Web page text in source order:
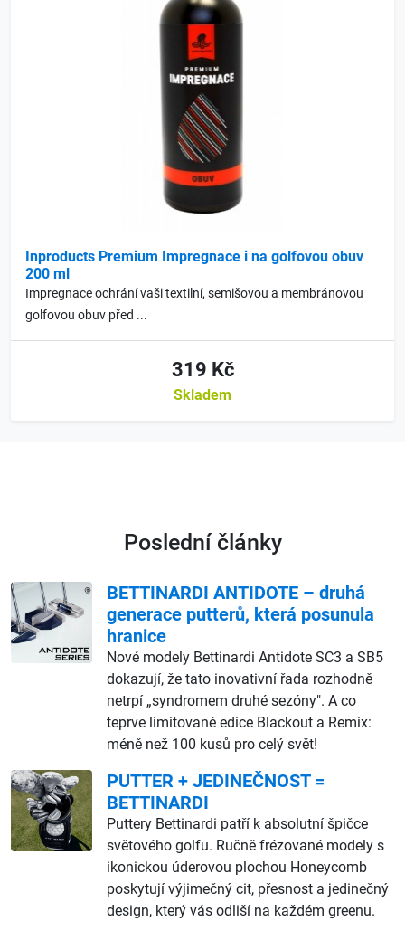
Inproducts Premium Impregnace i na golfovou obuv
200 ml
Impregnace ochrání vaši textilní, semišovou a membránovou
golfovou obuv před ...
319 Kč
Skladem
Poslední články
BETTINARDI ANTIDOTE – druhá
generace putterů, která posunula
hranice
Nové modely Bettinardi Antidote SC3 a SB5
dokazují, že tato inovativní řada rozhodně
netrpí „syndromem druhé sezóny". A co
teprve limitované edice Blackout a Remix:
méně než 100 kusů pro celý svět!
PUTTER + JEDINEČNOST =
BETTINARDI
Puttery Bettinardi patří k absolutní špičce
světového golfu. Ručně frézované modely s
ikonickou úderovou plochou Honeycomb
poskytují výjimečný cit, přesnost a jedinečný
design, který vás odliší na každém greenu.